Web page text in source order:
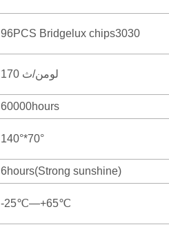
96PCS Bridgelux chips3030
170 لومن/ث
60000hours
140°*70°
6hours(Strong sunshine)
-25℃—+65℃